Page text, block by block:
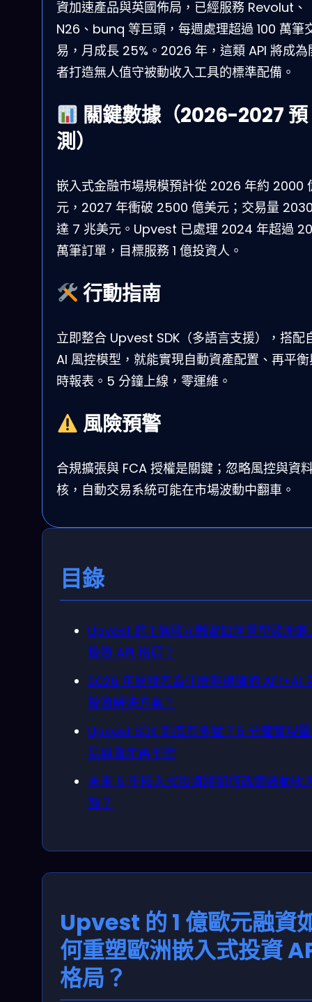
資加速產品與英國佈局，已經服務 Revolut、
N26、bunq 等巨頭，每週處理超過 100 萬筆
易，月成長 25%。2026 年，這類 API 將成為
者打造無人值守被動收入工具的標準配備。
關鍵數據（2026-2027 預
測）
嵌入式金融市場規模預計從 2026 年約 2000
元，2027 年衝破 2500 億美元；交易量
達 7 兆美元。Upvest 已處理 2024 年超過
萬筆訂單，目標服務 1 億投資人。
行動指南
立即整合 Upvest SDK（多語言支援），搭配
AI 風控模型，就能實現自動資產配置、再平
時報表。5 分鐘上線，零運維。
風險預警
合規擴張與 FCA 授權是關鍵；忽略風控與資
核，自動交易系統可能在市場波動中翻車。
目錄
Upvest 的 1 億歐元融資如何重塑歐洲嵌
投資 API 格局？
2026 年開發者為什麼非得擁抱 API+AI
投資解決方案？
Upvest SDK 到底有多猛？5 分鐘實現
易與資產再平衡
未來 5 年嵌入式投資將如何改變被動收
態？
Upvest 的 1 億歐元融資
何重塑歐洲嵌入式投資
格局？